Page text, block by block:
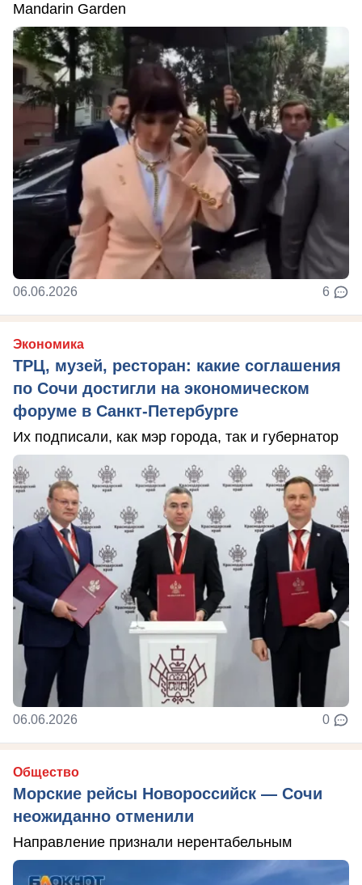
Mandarin Garden
06.06.2026 6
Экономика
ТРЦ, музей, ресторан: какие соглашения
по Сочи достигли на экономическом
форуме в Санкт-Петербурге
Их подписали, как мэр города, так и губернатор
06.06.2026 0
Общество
Морские рейсы Новороссийск — Сочи
неожиданно отменили
Направление признали нерентабельным